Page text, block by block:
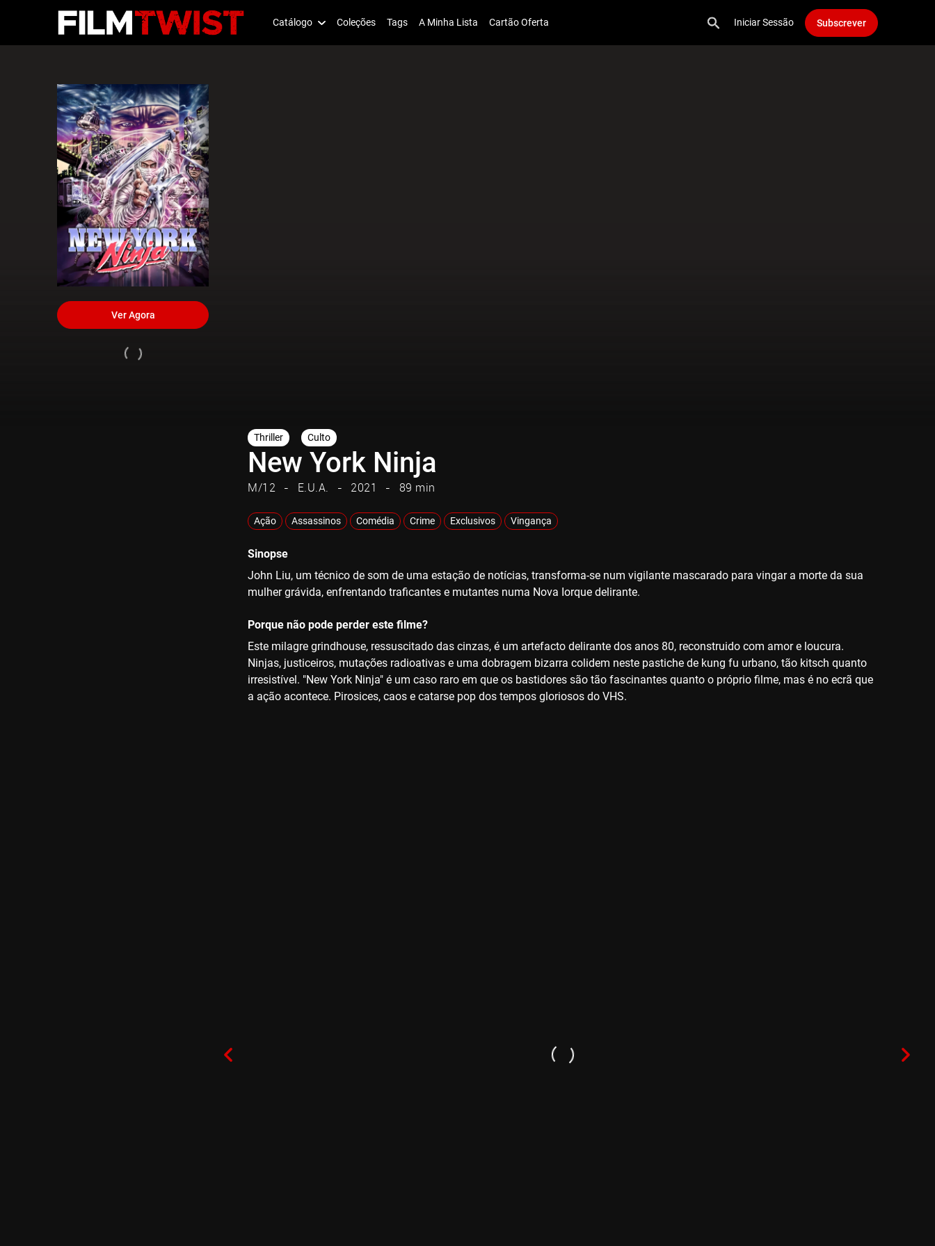
Catálogo Coleções Tags A Minha Lista Cartão Oferta Iniciar Sessão Subscrever
Ver Agora
Thriller Culto
New York Ninja
M/12 E.U.A. 2021 89 min
Ação Assassinos Comédia Crime Exclusivos Vingança
Sinopse
John Liu, um técnico de som de uma estação de notícias, transforma-se num vigilante mascarado para vingar a morte da sua
mulher grávida, enfrentando traficantes e mutantes numa Nova Iorque delirante.
Porque não pode perder este filme?
Este milagre grindhouse, ressuscitado das cinzas, é um artefacto delirante dos anos 80, reconstruido com amor e loucura.
Ninjas, justiceiros, mutações radioativas e uma dobragem bizarra colidem neste pastiche de kung fu urbano, tão kitsch quanto
irresistível. "New York Ninja" é um caso raro em que os bastidores são tão fascinantes quanto o próprio filme, mas é no ecrã que
a ação acontece. Pirosices, caos e catarse pop dos tempos gloriosos do VHS.